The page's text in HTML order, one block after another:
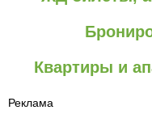
Квартиры и
Реклама